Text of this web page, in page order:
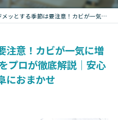
とする季節は要注意！カビが一気に増える“危険ポイント”をプロが徹底解説｜安心のカビバスターズ岐阜におまかせ
注意！カビが一気に増
プロが徹底解説｜安心
におまかせ